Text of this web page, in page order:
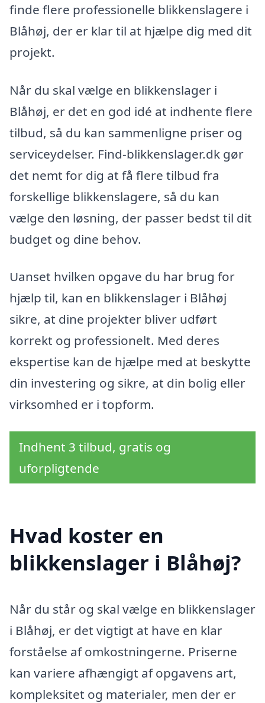
finde flere professionelle blikkenslagere i
Blåhøj, der er klar til at hjælpe dig med dit
projekt.
Når du skal vælge en blikkenslager i
Blåhøj, er det en god idé at indhente flere
tilbud, så du kan sammenligne priser og
serviceydelser. Find-blikkenslager.dk gør
det nemt for dig at få flere tilbud fra
forskellige blikkenslagere, så du kan
vælge den løsning, der passer bedst til dit
budget og dine behov.
Uanset hvilken opgave du har brug for
hjælp til, kan en blikkenslager i Blåhøj
sikre, at dine projekter bliver udført
korrekt og professionelt. Med deres
ekspertise kan de hjælpe med at beskytte
din investering og sikre, at din bolig eller
virksomhed er i topform.
Indhent 3 tilbud, gratis og
uforpligtende
Hvad koster en
blikkenslager i Blåhøj?
Når du står og skal vælge en blikkenslager
i Blåhøj, er det vigtigt at have en klar
forståelse af omkostningerne. Priserne
kan variere afhængigt af opgavens art,
kompleksitet og materialer, men der er